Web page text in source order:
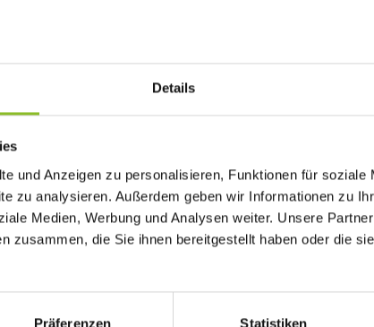
Details
und Anzeigen zu personalisieren, Funktionen für soziale
zu analysieren. Außerdem geben wir Informationen zu
Medien, Werbung und Analysen weiter. Unsere
zusammen, die Sie ihnen bereitgestellt haben oder die
Präferenzen Statistiken
Kirchplatz
und ihren Angehörigen ein wertvoller Ratgeber sein. Die
über die man ungern spricht.
was in einem Notfall zu geschehen hat, gegeben werden
die Mappe notwendige Unterlagen rasch zur Hand zu
Euro bei folgenden Stellen erhältlich: